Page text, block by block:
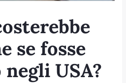
se fosse
USA?